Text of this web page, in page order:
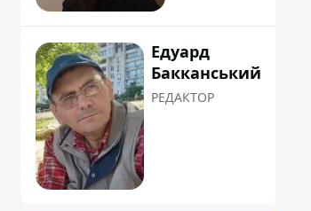
Едуард
Бакканський
РЕДАКТОР